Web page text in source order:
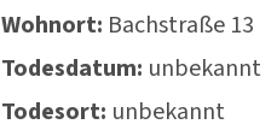
Wohnort: Bachstraße 13
Todesdatum: unbekannt
Todesort: unbekannt